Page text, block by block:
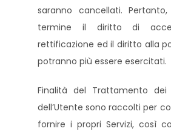
saranno cancellati.
termine il diritto di
rettificazione ed il diritto alla
potranno più essere esercitati.
Finalità del Trattamento
dell’Utente sono raccolti per
fornire i propri Servizi, così